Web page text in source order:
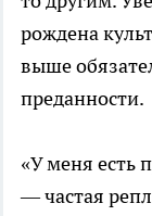
рождена
выше
преданности.
«У меня есть
— частая